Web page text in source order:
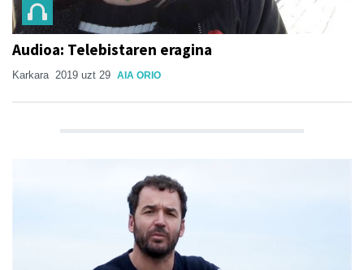
Audioa: Telebistaren eragina
Karkara 2019 uzt 29 AIA ORIO